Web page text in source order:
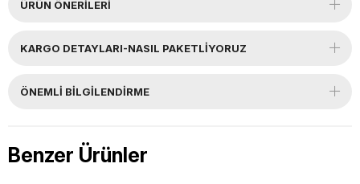
ÜRÜN ÖNERILERI
KARGO DETAYLARI-NASIL PAKETLİYORUZ
ÖNEMLI BILGILENDIRME
Benzer Ürünler